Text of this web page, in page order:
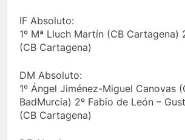
IF Absoluto:
1º Mª Lluch Martín (CB Cartagena)
(CB Cartagena)
DM Absoluto:
1º Ángel Jiménez-Miguel Canovas
BadMurcia) 2º Fabio de León –
(CB Cartagena)